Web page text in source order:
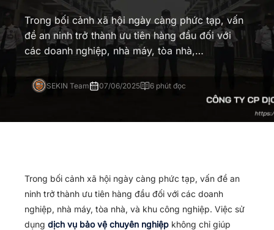
Trong bối cảnh xã hội ngày càng phức tạp, vấn
đề an ninh trở thành ưu tiên hàng đầu đối với
các doanh nghiệp, nhà máy, tòa nhà,…
SEKIN Team 07/06/2025 6 phút đọc
Trong bối cảnh xã hội ngày càng phức tạp, vấn đề an
ninh trở thành ưu tiên hàng đầu đối với các doanh
nghiệp, nhà máy, tòa nhà, và khu công nghiệp. Việc sử
dụng dịch vụ bảo vệ chuyên nghiệp không chỉ giúp